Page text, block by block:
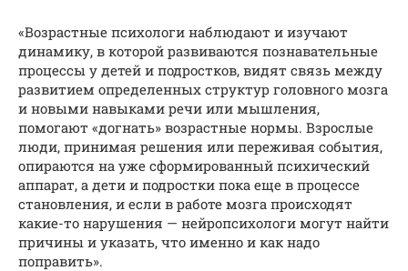
«Возрастные психологи наблюдают и изучают
динамику, в которой развиваются познавательные
процессы у детей и подростков, видят связь между
развитием определенных структур головного мозга
и новыми навыками речи или мышления,
помогают «догнать» возрастные нормы. Взрослые
люди, принимая решения или переживая события,
опираются на уже сформированный психический
аппарат, а дети и подростки пока еще в процессе
становления, и если в работе мозга происходят
какие-то нарушения — нейропсихологи могут найти
причины и указать, что именно и как надо
поправить».